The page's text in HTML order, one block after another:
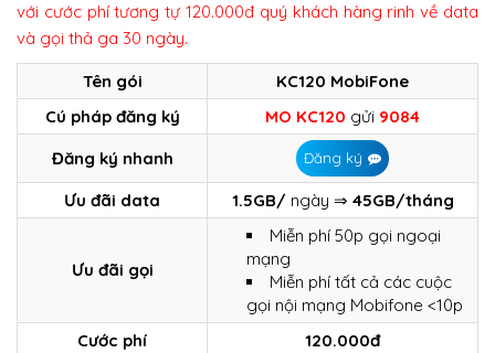
với cước phí tương tự 120.000đ quý khách hàng rinh về data
và gọi thả ga 30 ngày.
Tên gói
KC120 MobiFone
Cú pháp đăng ký
MO KC120 gửi 9084
Đăng ký nhanh
Đăng ký
Ưu đãi data 1.5GB/ ngày ⇒ 45GB/tháng
Ưu đãi gọi
Miễn phí 50p gọi ngoại
mạng
Miễn phí tất cả các cuộc
gọi nội mạng Mobifone <10p
Cước phí
120.000đ